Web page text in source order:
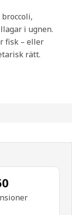
i ugnen.
fisk – eller
rätt.
Totalt antal